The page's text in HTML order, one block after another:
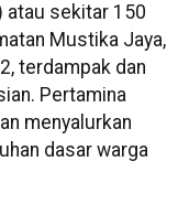
atau sekitar 150
Mustika Jaya,
terdampak dan
Pertamina
menyalurkan
dasar warga